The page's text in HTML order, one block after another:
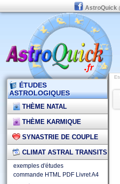
AstroQuick
ÉTUDES
ASTROLOGIQUES
THÈME NATAL
THÈME KARMIQUE
SYNASTRIE DE COUPLE
CLIMAT ASTRAL TRANSITS
exemples d'études
commande HTML PDF Livret A4